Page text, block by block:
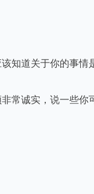
知道关于你的事情
诚实，说一些你